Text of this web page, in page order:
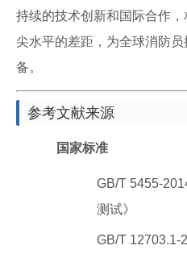
持续的技术创新和国际合作
尖水平的差距，为全球消防
备。
参考文献来源
国家标准
GB/T 5455-
测试》
GB/T 12703.1-